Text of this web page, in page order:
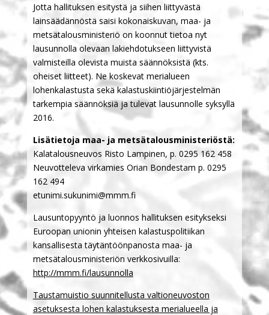
Jotta hallituksen esitystä ja siihen liittyvästä
lainsäädännöstä saisi kokonaiskuvan, maa- ja
metsätalousministeriö on koonnut tietoa nyt
lausunnolla olevaan lakiehdotukseen liittyvistä
valmisteilla olevista muista säännöksistä (kts.
oheiset liitteet). Ne koskevat merialueen
lohenkalastusta sekä kalastuskiintiöjärjestelmän
tarkempia säännöksiä ja tulevat lausunnolle syksyllä
2016.
Lisätietoja maa- ja metsätalousministeriöstä:
Kalatalousneuvos Risto Lampinen, p. 0295 162 458
Neuvotteleva virkamies Orian Bondestam p. 0295
162 494
etunimi.sukunimi@mmm.fi
Lausuntopyyntö ja luonnos hallituksen esitykseksi
Euroopan unionin yhteisen kalastuspolitiikan
kansallisesta täytäntöönpanosta maa- ja
metsätalousministeriön verkkosivuilla:
http://mmm.fi/lausunnolla
Taustamuistio suunnitellusta valtioneuvoston
asetuksesta lohen kalastuksesta merialueella ja